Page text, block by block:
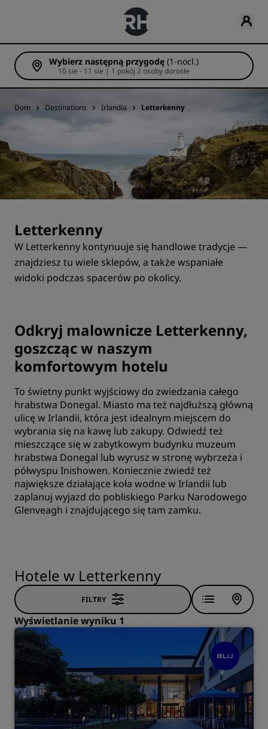
Wybierz następną przygodę (1-nocl.)
10 sie - 11 sie | 1 pokój 2 osoby dorosłe
Dom Destinations Irlandia Letterkenny
Letterkenny
W Letterkenny kontynuuje się handlowe tradycje —
znajdziesz tu wiele sklepów, a także wspaniałe
widoki podczas spacerów po okolicy.
Odkryj malownicze Letterkenny,
goszcząc w naszym
komfortowym hotelu
To świetny punkt wyjściowy do zwiedzania całego
hrabstwa Donegal. Miasto ma też najdłuższą główną
ulicę w Irlandii, która jest idealnym miejscem do
wybrania się na kawę lub zakupy. Odwiedź też
mieszczące się w zabytkowym budynku muzeum
hrabstwa Donegal lub wyrusz w stronę wybrzeża i
półwyspu Inishowen. Koniecznie zwiedź też
największe działające koła wodne w Irlandii lub
zaplanuj wyjazd do pobliskiego Parku Narodowego
Glenveagh i znajdującego się tam zamku.
Hotele w Letterkenny
FILTRY
Wyświetlanie wyniku 1